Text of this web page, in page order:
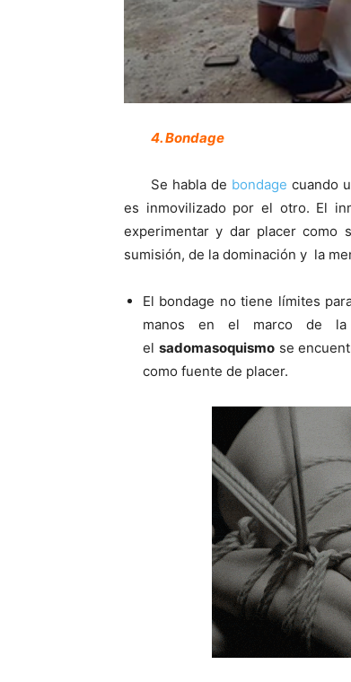
4. Bondage
Se habla de bondage cuando
es inmovilizado por el otro. El
experimentar y dar placer como
sumisión, de la dominación y la
El bondage no tiene límites
manos en el marco de
el sadomasoquismose
como fuente de placer.